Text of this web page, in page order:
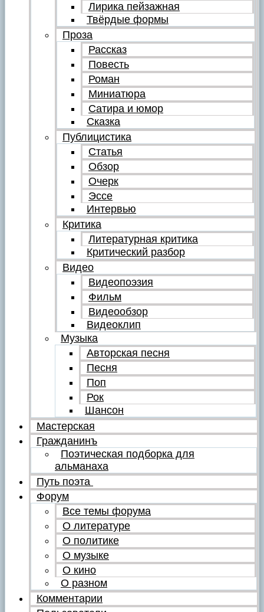
Лирика пейзажная
Твёрдые формы
Проза
Рассказ
Повесть
Роман
Миниатюра
Сатира и юмор
Сказка
Публицистика
Статья
Обзор
Очерк
Эссе
Интервью
Критика
Литературная критика
Критический разбор
Видео
Видеопоэзия
Фильм
Видеообзор
Видеоклип
Музыка
Авторская песня
Песня
Поп
Рок
Шансон
Мастерская
Гражданинъ
Поэтическая подборка для
альманаха
Путь поэта
Форум
Все темы форума
О литературе
О политике
О музыке
О кино
О разном
Комментарии